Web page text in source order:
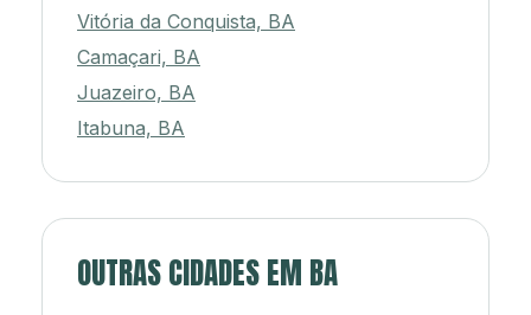
Vitória da Conquista, BA
Camaçari, BA
Juazeiro, BA
Itabuna, BA
OUTRAS CIDADES EM BA